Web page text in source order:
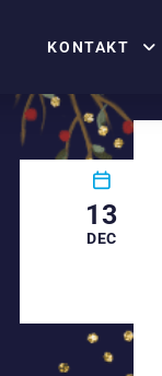
KONTAKT
13
DEC